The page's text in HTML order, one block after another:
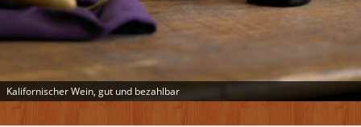
Kalifornischer Wein, gut und bezahlbar